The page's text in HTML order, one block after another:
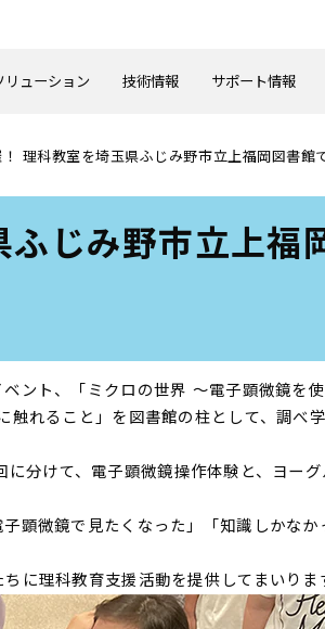
リューション 技術情報 サポート情報
理科教室を埼玉県ふじみ野市立上福岡図書館
じみ野市立上福
ント、「ミクロの世界 ～電子顕微鏡を
れること」を図書館の柱として、調べ
けて、電子顕微鏡操作体験と、ヨー
顕微鏡で見たくなった」「知識しかな
に理科教育支援活動を提供してまいりま